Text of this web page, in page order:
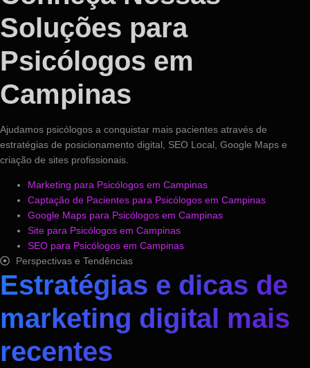
Soluções para
Psicólogos em
Campinas
Ajudamos psicólogos a conquistar mais pacientes através de
estratégias de posicionamento digital, SEO Local, Google Maps e
criação de sites profissionais.
Marketing para Psicólogos em Campinas
Captação de Pacientes para Psicólogos em Campinas
Google Maps para Psicólogos em Campinas
Site para Psicólogos em Campinas
SEO para Psicólogos em Campinas
Perspectivas e Tendências
Estratégias e dicas de
marketing digital mais
recentes